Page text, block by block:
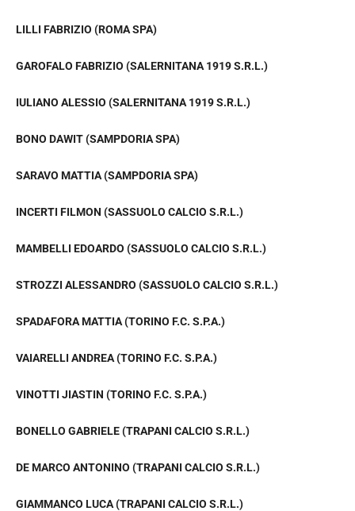
LILLI FABRIZIO (ROMA SPA)
GAROFALO FABRIZIO (SALERNITANA 1919 S.R.L.)
IULIANO ALESSIO (SALERNITANA 1919 S.R.L.)
BONO DAWIT (SAMPDORIA SPA)
SARAVO MATTIA (SAMPDORIA SPA)
INCERTI FILMON (SASSUOLO CALCIO S.R.L.)
MAMBELLI EDOARDO (SASSUOLO CALCIO S.R.L.)
STROZZI ALESSANDRO (SASSUOLO CALCIO S.R.L.)
SPADAFORA MATTIA (TORINO F.C. S.P.A.)
VAIARELLI ANDREA (TORINO F.C. S.P.A.)
VINOTTI JIASTIN (TORINO F.C. S.P.A.)
BONELLO GABRIELE (TRAPANI CALCIO S.R.L.)
DE MARCO ANTONINO (TRAPANI CALCIO S.R.L.)
GIAMMANCO LUCA (TRAPANI CALCIO S.R.L.)